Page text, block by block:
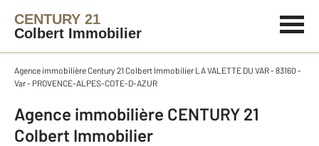
CENTURY 21
Colbert Immobilier
Agence immobilière Century 21 Colbert Immobilier LA VALETTE DU VAR - 83160 -
Var - PROVENCE-ALPES-COTE-D-AZUR
Agence immobilière CENTURY 21
Colbert Immobilier